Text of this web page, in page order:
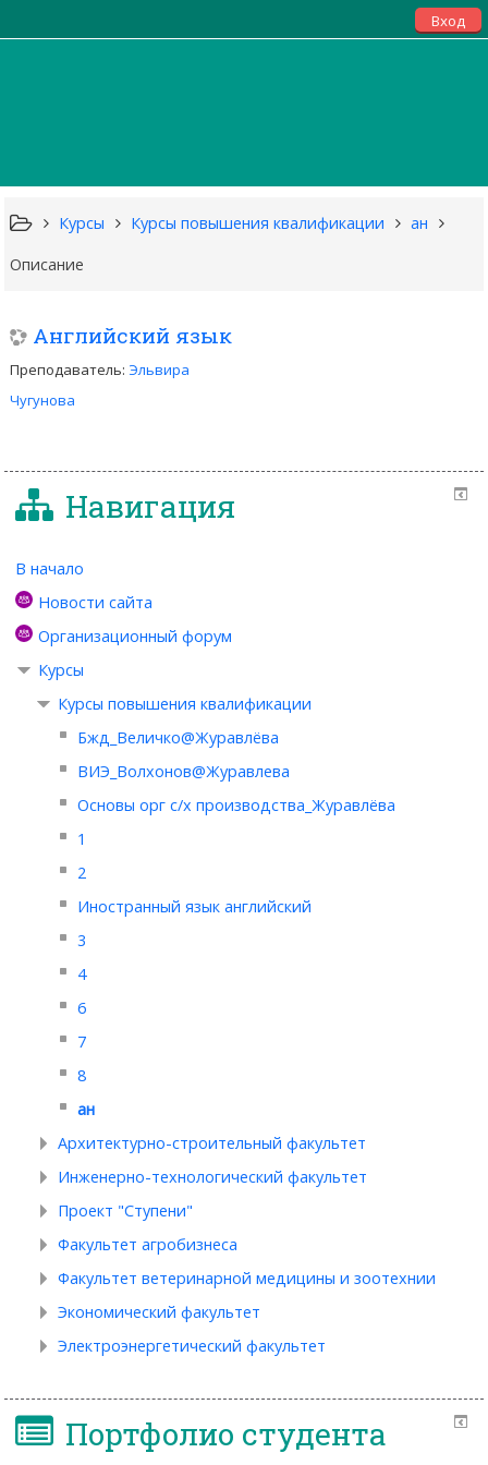
Вход
Курсы Курсы повышения квалификации
ан
Описание
Английский язык
Преподаватель: Эльвира
Чугунова
Навигация
В начало
Новости сайта
Организационный форум
Курсы
Курсы повышения квалификации
Бжд_Величко@Журавлёва
ВИЭ_Волхонов@Журавлева
Основы орг с/х производства_Журавлёва
1
2
Иностранный язык английский
3
4
6
7
8
ан
Архитектурно-строительный факультет
Инженерно-технологический факультет
Проект "Ступени"
Факультет агробизнеса
Факультет ветеринарной медицины и зоотехнии
Экономический факультет
Электроэнергетический факультет
Портфолио студента